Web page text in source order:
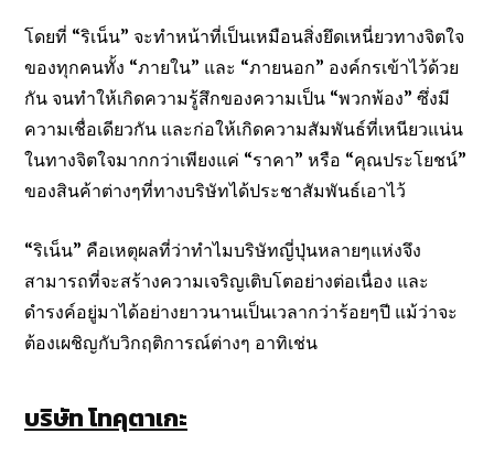
โดยที่ “ริเน็น” จะทำหน้าที่เป็นเหมือนสิ่งยึดเหนี่ยวทางจิตใจ
ของทุกคนทั้ง “ภายใน” และ “ภายนอก” องค์กรเข้าไว้ด้วย
กัน จนทำให้เกิดความรู้สึกของความเป็น “พวกพ้อง” ซึ่งมี
ความเชื่อเดียวกัน และก่อให้เกิดความสัมพันธ์ที่เหนียวแน่น
ในทางจิตใจมากกว่าเพียงแค่ “ราคา” หรือ “คุณประโยชน์”
ของสินค้าต่างๆที่ทางบริษัทได้ประชาสัมพันธ์เอาไว้
“ริเน็น” คือเหตุผลที่ว่าทำไมบริษัทญี่ปุ่นหลายๆแห่งจึง
สามารถที่จะสร้างความเจริญเติบโตอย่างต่อเนื่อง และ
ดำรงค์อยู่มาได้อย่างยาวนานเป็นเวลากว่าร้อยๆปี แม้ว่าจะ
ต้องเผชิญกับวิกฤติการณ์ต่างๆ อาทิเช่น
บริษัท โทคุตาเกะ